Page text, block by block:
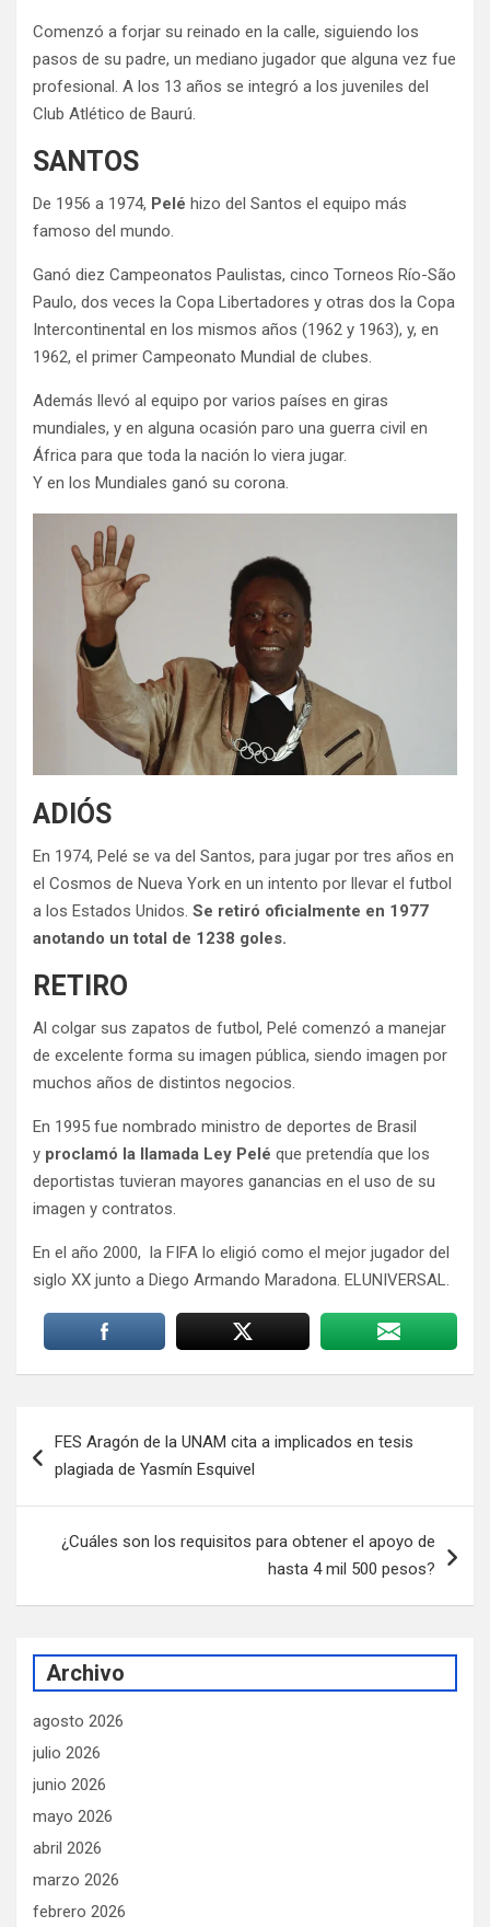
Comenzó a forjar su reinado en la calle, siguiendo los
pasos de su padre, un mediano jugador que alguna vez fue
profesional. A los 13 años se integró a los juveniles del
Club Atlético de Baurú.
SANTOS
De 1956 a 1974, Pelé hizo del Santos el equipo más
famoso del mundo.
Ganó diez Campeonatos Paulistas, cinco Torneos Río-São
Paulo, dos veces la Copa Libertadores y otras dos la Copa
Intercontinental en los mismos años (1962 y 1963), y, en
1962, el primer Campeonato Mundial de clubes.
Además llevó al equipo por varios países en giras
mundiales, y en alguna ocasión paro una guerra civil en
África para que toda la nación lo viera jugar.
Y en los Mundiales ganó su corona.
ADIÓS
En 1974, Pelé se va del Santos, para jugar por tres años en
el Cosmos de Nueva York en un intento por llevar el futbol
a los Estados Unidos. Se retiró oficialmente en 1977
anotando un total de 1238 goles.
RETIRO
Al colgar sus zapatos de futbol, Pelé comenzó a manejar
de excelente forma su imagen pública, siendo imagen por
muchos años de distintos negocios.
En 1995 fue nombrado ministro de deportes de Brasil
y proclamó la llamada Ley Pelé que pretendía que los
deportistas tuvieran mayores ganancias en el uso de su
imagen y contratos.
En el año 2000, la FIFA lo eligió como el mejor jugador del
siglo XX junto a Diego Armando Maradona. ELUNIVERSAL.
de
FES Aragón de la UNAM cita a implicados en tesis
plagiada de Yasmín Esquivel
¿Cuáles son los requisitos para obtener el apoyo de
hasta 4 mil 500 pesos?
Archivo
agosto 2026
julio 2026
junio 2026
mayo 2026
abril 2026
marzo 2026
febrero 2026